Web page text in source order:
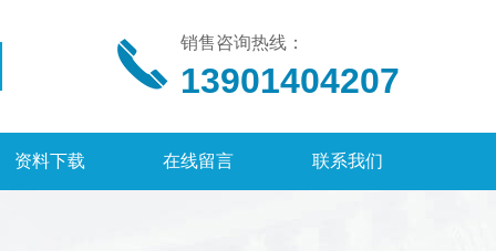
销售咨询热线：
13901404207
资料下载 在线留言 联系我们